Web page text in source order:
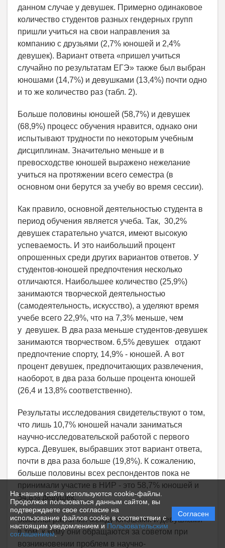
На нашем сайте используются cookie-файлы.
Продолжая пользоваться данным сайтом, вы
подтверждаете свое согласие на
использование файлов cookie в соответствии с
настоящим уведомлением и Пользовательским
соглашением.
Согласен
данном случае у девушек. Примерно одинаковое
количество студентов разных гендерных групп
пришли учиться на свои направления за
компанию с друзьями (2,7% юношей и 2,4%
девушек). Вариант ответа «пришел учиться
случайно по результатам ЕГЭ» также был выбран
юношами (14,7%) и девушками (13,4%) почти одно
и то же количество раз (табл. 2).
Больше половины юношей (58,7%) и девушек
(68,9%) процесс обучения нравится, однако они
испытывают трудности по некоторым учебным
дисциплинам. Значительно меньше и в
превосходстве юношей выражено нежелание
учиться на протяжении всего семестра (в
основном они берутся за учебу во время сессии).
Как правило, основной деятельностью студента в
период обучения является учеба. Так, 30,2%
девушек старательно учатся, имеют высокую
успеваемость. И это наибольший процент
опрошенных среди других вариантов ответов. У
студентов-юношей предпочтения несколько
отличаются. Наибольшее количество (25,9%)
занимаются творческой деятельностью
(самодеятельность, искусство), а уделяют время
учебе всего 22,9%, что на 7,3% меньше, чем
у девушек. В два раза меньше студентов-девушек
занимаются творчеством. 6,5% девушек отдают
предпочтение спорту, 14,9% - юношей. А вот
процент девушек, предпочитающих развлечения,
наоборот, в два раза больше процента юношей
(26,4 и 13,8% соответственно).
Результаты исследования свидетельствуют о том,
что лишь 10,7% юношей начали заниматься
научно-исследовательской работой с первого
курса. Девушек, выбравших этот вариант ответа,
почти в два раза больше (19,8%). К сожалению,
больше половины всех респондентов пока не
принимали участие в НИР - это 58,7% юношей и
54,8% девушек.
Заметны различия между юношами и девушками
в том, к кому они обращаются за советом при
возникновении проблем в научно-